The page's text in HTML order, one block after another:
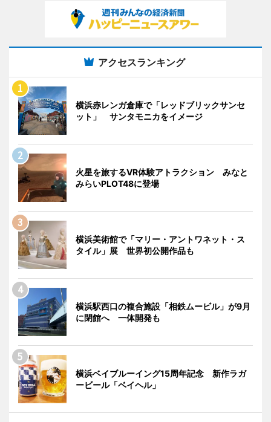
アクセスランキング
横浜赤レンガ倉庫で「レッドブリックサンセ
ット」 サンタモニカをイメージ
火星を旅するVR体験アトラクション みなと
みらいPLOT48に登場
横浜美術館で「マリー・アントワネット・ス
タイル」展 世界初公開作品も
横浜駅西口の複合施設「相鉄ムービル」が9月
に閉館へ 一体開発も
横浜ベイブルーイング15周年記念 新作ラガ
ービール「ベイヘル」